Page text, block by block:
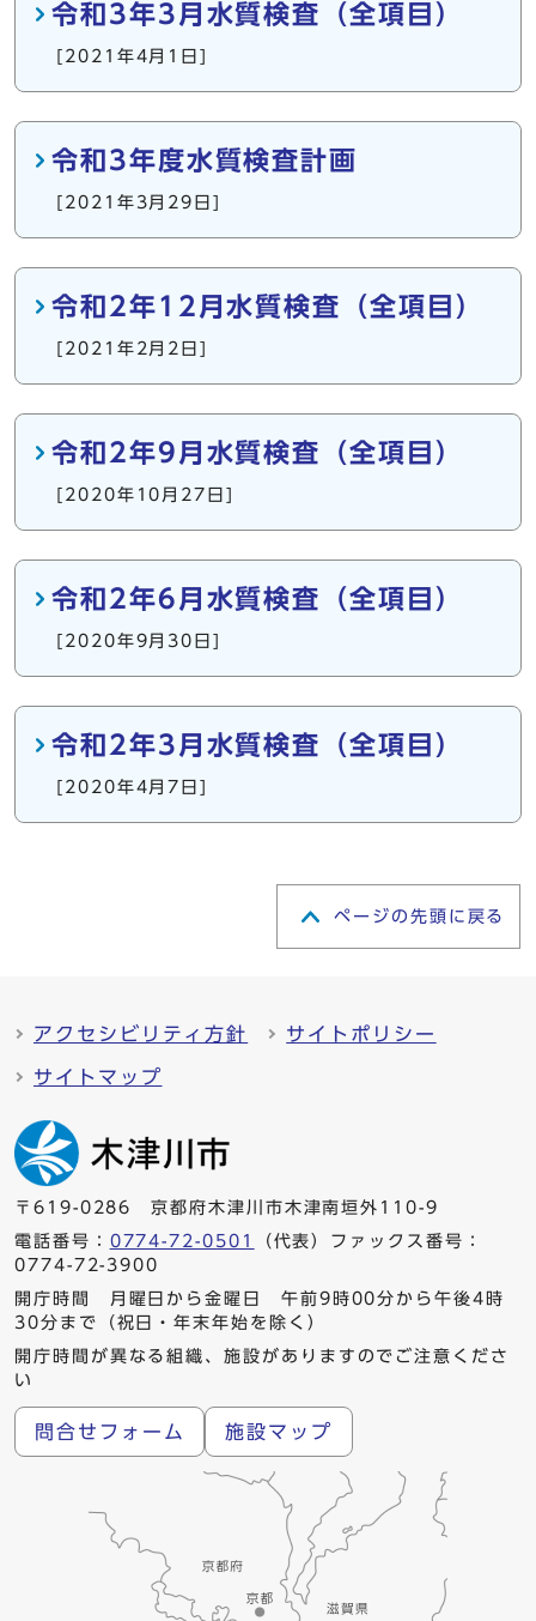
令和3年3月水質検査（全項目）
[2021年4月1日]
令和3年度水質検査計画
[2021年3月29日]
令和2年12月水質検査（全項目）
[2021年2月2日]
令和2年9月水質検査（全項目）
[2020年10月27日]
令和2年6月水質検査（全項目）
[2020年9月30日]
令和2年3月水質検査（全項目）
[2020年4月7日]
ページの先頭に戻る
アクセシビリティ方針 サイトポリシー
サイトマップ
〒619-0286 京都府木津川市木津南垣外110-9
電話番号： 0774-72-0501
（代表）ファックス番号：
0774-72-3900
開庁時間 月曜日から金曜日 午前9時00分から午後4時
30分まで（祝日・年末年始を除く）
開庁時間が異なる組織、施設がありますのでご注意くださ
い
問合せフォーム 施設マップ